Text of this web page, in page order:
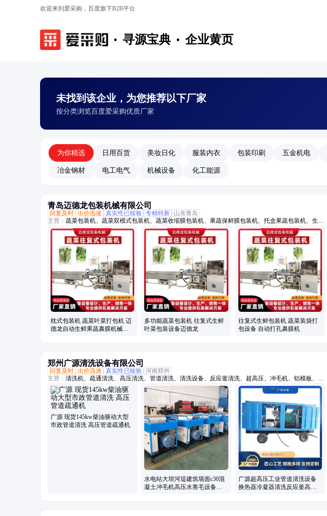
欢迎来到爱采购，百度旗下B2B平台
寻源宝典 企业黄页
未找到该企业，为您推荐以下厂家
按分类浏览百度爱采购优质厂家
为你精选 日用百货 美妆日化 服装内衣 包装印刷 五金机电
冶金钢材 电工电气 机械设备 化工能源
青岛迈德龙包装机械有限公司
回复及时 出价迅速 真实性已核验 专精特新
山东青岛
主营： 蔬菜包装机、蔬菜双模式包装机、蔬菜收缩膜包装机、果蔬保鲜膜包装机、托盒果蔬包装机、生鲜
包装机、保鲜包装机、蔬菜高速包装机、称重贴标机、冬瓜定量切片机
枕式包装机 蔬菜叶菜打包机 迈
德龙自动生鲜果蔬裹膜机械设
多功能蔬菜包装机 往复式生鲜
叶菜包装设备迈德龙
往复式生鲜包装机 蔬菜装袋打
包设备 自动打孔裹膜机
郑州广源清洗设备有限公司
回复及时 出价迅速 真实性已核验 河南郑州
主营： 清洗机、疏通清洗、高压清洗、管道清洗、清洗设备、反应釜清洗、超高压、冲毛机、铝模板、拉
毛机、混凝土、换热器、高压水、柴油驱动、锅炉管道、电机驱动、船体除锈、管道疏通、除锈除漆、钢
坯除磷、电驱动高压、水除磷系统、水喷砂除锈、冷凝器管道、下水道疏通
广源 现货145kw柴油驱动大型
市政管道清洗 高压管道疏通机
水电站大坝河堤建筑墙面c30混
凝土冲毛机高压水凿毛设备厂
广源超高压工业管道清洗设备
换热器冷凝器清洗反应釜高压